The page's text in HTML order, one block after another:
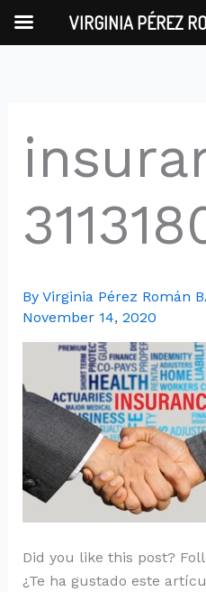
By Virginia Pérez Román
November 14, 2020
Did you like this post?
¿Te ha gustado este
VIRGINIA PÉREZ